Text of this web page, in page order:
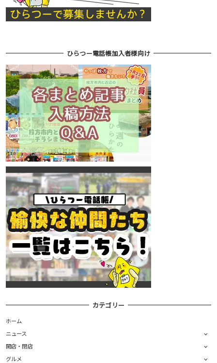
ひらつー電話帳加入者様向け
カテゴリー
ホーム
ニュース
開店・閉店
グルメ